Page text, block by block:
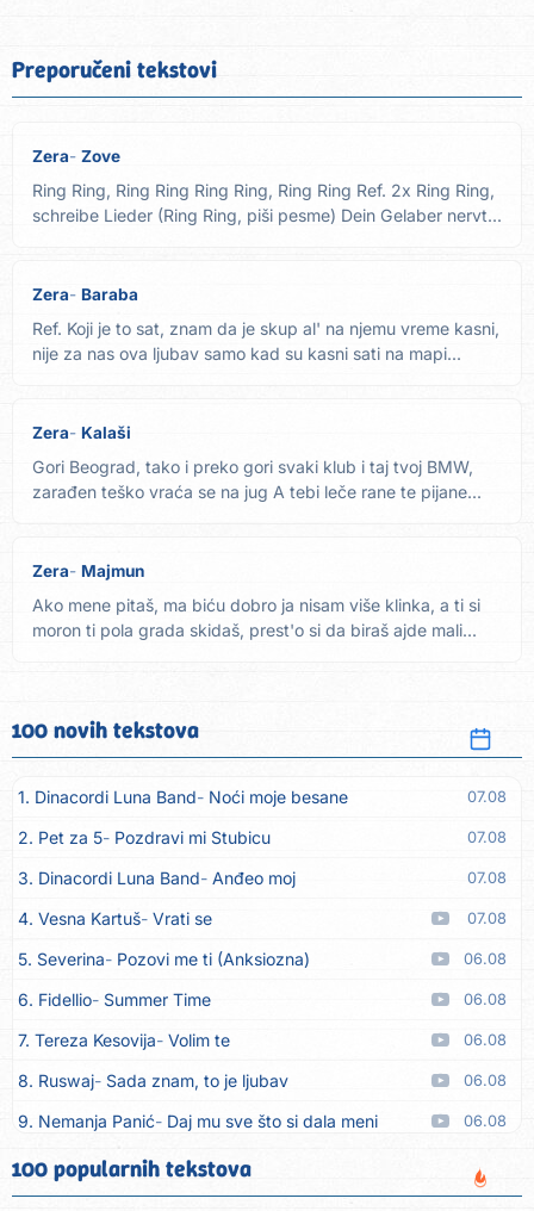
Preporučeni tekstovi
Zera Zove
Ring Ring, Ring Ring Ring Ring, Ring Ring Ref. 2x Ring Ring,
schreibe Lieder (Ring Ring, piši pesme) Dein Gelaber nervt...
Zera Baraba
Ref. Koji je to sat, znam da je skup al' na njemu vreme kasni,
nije za nas ova ljubav samo kad su kasni sati na mapi...
Zera Kalaši
Gori Beograd, tako i preko gori svaki klub i taj tvoj BMW,
zarađen teško vraća se na jug A tebi leče rane te pijane...
Zera Majmun
Ako mene pitaš, ma biću dobro ja nisam više klinka, a ti si
moron ti pola grada skidaš, prest'o si da biraš ajde mali...
100 novih tekstova
1. Dinacordi Luna Band Noći moje besane 07.08
2. Pet za 5 Pozdravi mi Stubicu 07.08
3. Dinacordi Luna Band Anđeo moj 07.08
4. Vesna Kartuš Vrati se 07.08
5. Severina Pozovi me ti (Anksiozna) 06.08
6. Fidellio Summer Time 06.08
7. Tereza Kesovija Volim te 06.08
8. Ruswaj Sada znam, to je ljubav 06.08
9. Nemanja Panić Daj mu sve što si dala meni 06.08
10. Gustafi Imala je oči pospane
11. Marko Nedug Pjesma za tebe 06.08
100 popularnih tekstova